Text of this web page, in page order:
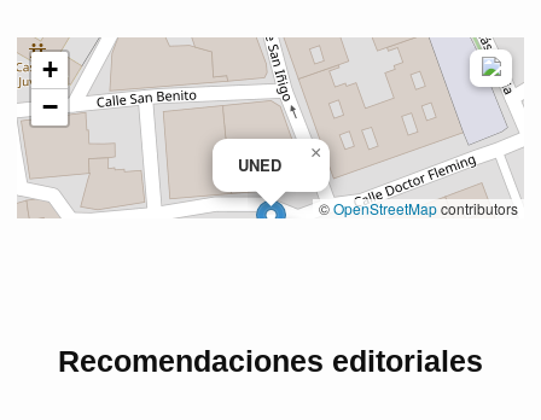
Recomendaciones editoriales